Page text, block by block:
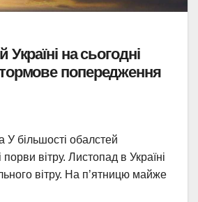
на сьогодні
попередження
більшості обалстей
порви вітру. Листопад в Україні
вітру. На п’ятницю майже